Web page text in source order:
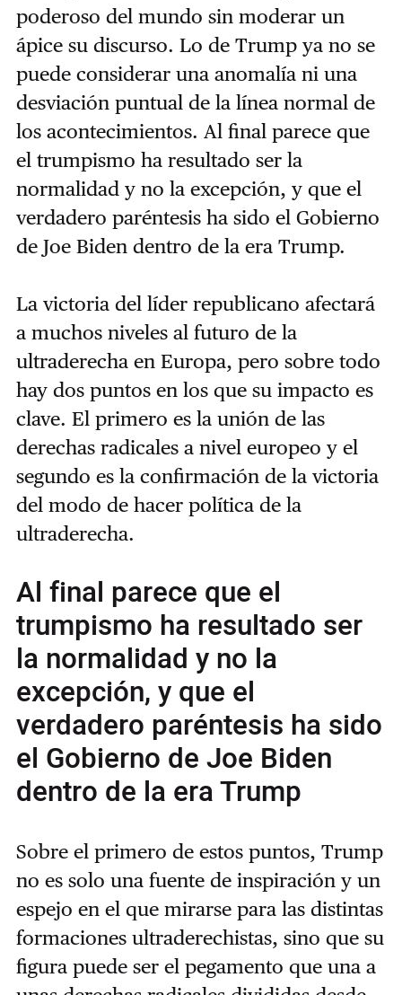
poderoso del mundo sin moderar un
ápice su discurso. Lo de Trump ya no se
puede considerar una anomalía ni una
desviación puntual de la línea normal de
los acontecimientos. Al final parece que
el trumpismo ha resultado ser la
normalidad y no la excepción, y que el
verdadero paréntesis ha sido el Gobierno
de Joe Biden dentro de la era Trump.
La victoria del líder republicano afectará
a muchos niveles al futuro de la
ultraderecha en Europa, pero sobre todo
hay dos puntos en los que su impacto es
clave. El primero es la unión de las
derechas radicales a nivel europeo y el
segundo es la confirmación de la victoria
del modo de hacer política de la
ultraderecha.
Al final parece que el
trumpismo ha resultado ser
la normalidad y no la
excepción, y que el
verdadero paréntesis ha sido
el Gobierno de Joe Biden
dentro de la era Trump
Sobre el primero de estos puntos, Trump
no es solo una fuente de inspiración y un
espejo en el que mirarse para las distintas
formaciones ultraderechistas, sino que su
figura puede ser el pegamento que una a